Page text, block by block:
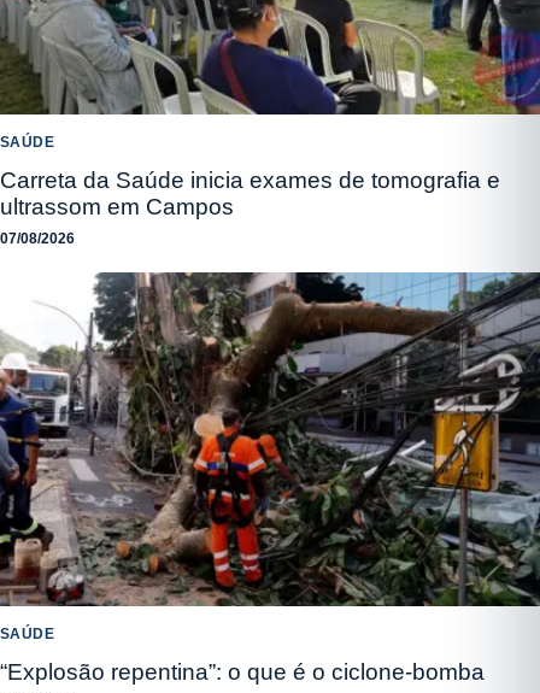
SAÚDE
Carreta da Saúde inicia exames de tomografia e
ultrassom em Campos
07/08/2026
SAÚDE
“Explosão repentina”: o que é o ciclone-bomba